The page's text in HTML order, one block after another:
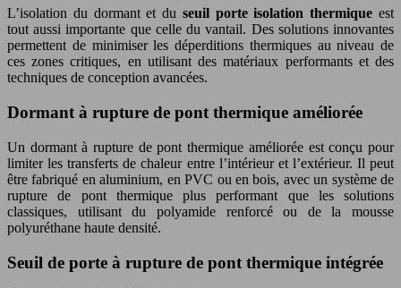
L’isolation du dormant et du seuil porte isolation thermiqueest
tout aussi importante que celle du vantail. Des solutions innovantes
permettent de minimiser les déperditions thermiques au niveau de
ces zones critiques, en utilisant des matériaux performants et des
techniques de conception avancées.
Dormant à rupture de pont thermique améliorée
Un dormant à rupture de pont thermique améliorée est conçu pour
limiter les transferts de chaleur entre l’intérieur et l’extérieur. Il peut
être fabriqué en aluminium, en PVC ou en bois, avec un système de
rupture de pont thermique plus performant que les solutions
classiques, utilisant du polyamide renforcé ou de la mousse
polyuréthane haute densité.
Seuil de porte à rupture de pont thermique intégrée